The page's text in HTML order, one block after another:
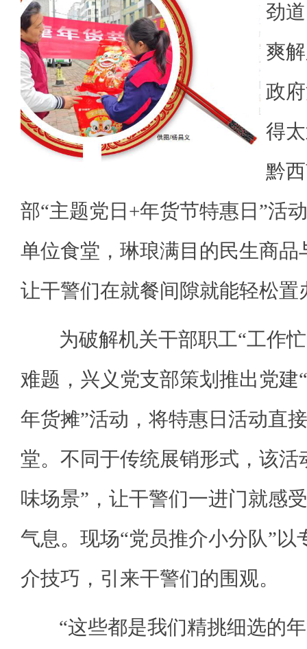
劲
爽
政
得
黔
部“主题党日+年货节特惠日”活
单位食堂，琳琅满目的民生商品
让干警们在就餐间隙就能轻松置
为破解机关干部职工“工作忙
难题，兴义党支部策划推出党建
年货摊”活动，将特惠日活动直
堂。不同于传统展销形式，该活
味场景”，让干警们一进门就感
气息。现场“党员推介小分队”以
介技巧，引来干警们的围观。
“这些都是我们精挑细选的年